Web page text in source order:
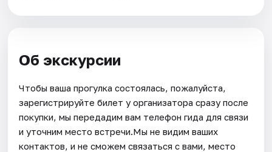
Об экскурсии
Чтобы ваша прогулка состоялась, пожалуйста,
зарегистрируйте билет у организатора сразу после
покупки, мы передадим вам телефон гида для связи
и уточним место встречи.Мы не видим ваших
контактов, и не сможем связаться с вами, место